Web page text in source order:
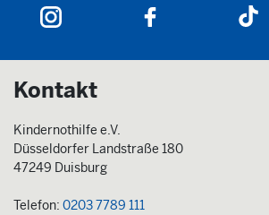
Kontakt
Kindernothilfe e.V.
Düsseldorfer Landstraße 180
47249 Duisburg
Telefon: 0203 7789 111